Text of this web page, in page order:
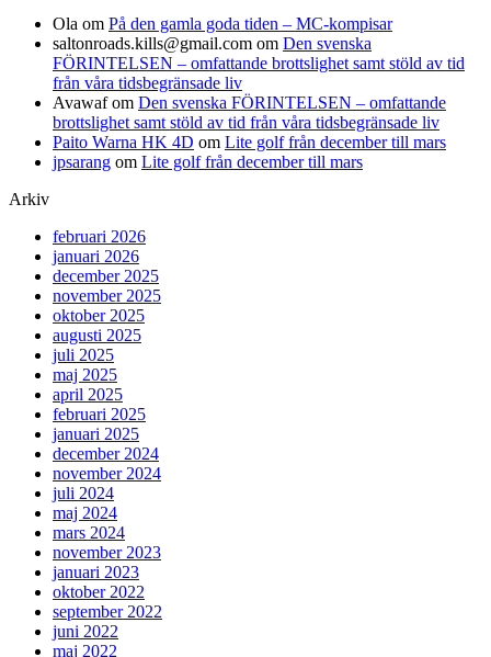
Ola om På den gamla goda tiden – MC-kompisar
saltonroads.kills@gmail.com om Den svenska
FÖRINTELSEN – omfattande brottslighet samt stöld av tid
från våra tidsbegränsade liv
Avawafom Den svenska FÖRINTELSEN – omfattande
brottslighet samt stöld av tid från våra tidsbegränsade liv
Paito Warna HK 4D om Lite golf från december till mars
jpsarang om Lite golf från december till mars
Arkiv
februari 2026
januari 2026
december 2025
november 2025
oktober 2025
augusti 2025
juli 2025
maj 2025
april 2025
februari 2025
januari 2025
december 2024
november 2024
juli 2024
maj 2024
mars 2024
november 2023
januari 2023
oktober 2022
september 2022
juni 2022
maj 2022